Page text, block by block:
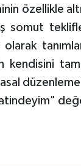
özellikle
somut
kendisini